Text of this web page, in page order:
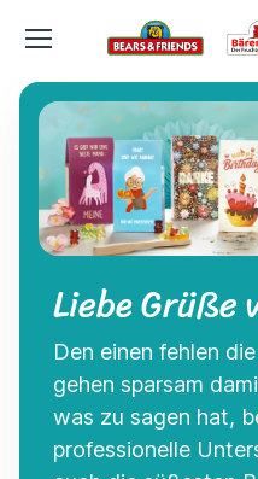
Liebe Grüße
Den einen fehlen
gehen sparsam
was zu sagen hat,
professionelle